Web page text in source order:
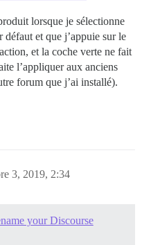
lorsque je sélectionne
et que j’appuie sur le
et la coche verte ne fait
l’appliquer aux anciens
forum que j’ai installé).
3, 2019, 2:34
your Discourse